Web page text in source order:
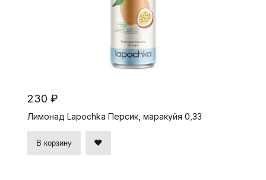
230 ₽
Лимонад Lapochka Персик, маракуйя 0,33
В корзину